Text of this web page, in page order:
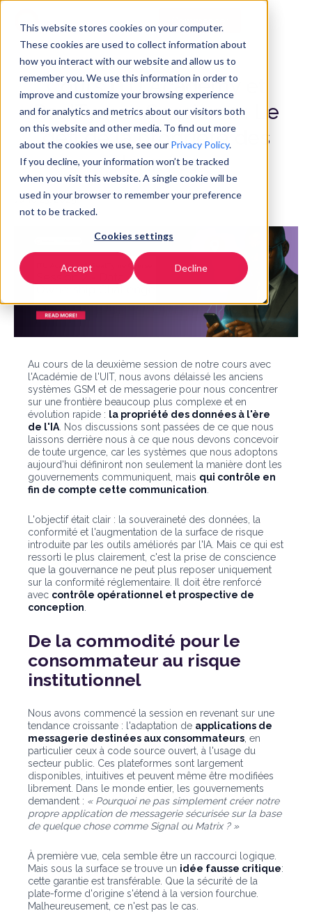
This website stores cookies on your computer.
These cookies are used to collect information about
how you interact with our website and allow us to
remember you. We use this information in order to
improve and customize your browsing experience
and for analytics and metrics about our visitors both
on this website and other media. To find out more
about the cookies we use, see our Privacy Policy.
If you decline, your information won’t be tracked
when you visit this website. A single cookie will be
used in your browser to remember your preference
not to be tracked.
Cookies settings
Accept Decline
Cours ITU Academy et
RealTyme : Session 2 : Le
défi de la propriété des
données
June 23, 2025
Au cours de la deuxième session de notre cours avec
l'Académie de l'UIT, nous avons délaissé les anciens
systèmes GSM et de messagerie pour nous concentrer
sur une frontière beaucoup plus complexe et en
évolution rapide : la propriété des données à l'ère
de l'IA . Nos discussions sont passées de ce que nous
laissons derrière nous à ce que nous devons concevoir
de toute urgence, car les systèmes que nous adoptons
aujourd'hui définiront non seulement la manière dont les
gouvernements communiquent, mais qui contrôle en
fin de compte cette communication
L'objectif était clair : la souveraineté des données, la
conformité et l'augmentation de la surface de risque
introduite par les outils améliorés par l'IA. Mais ce qui est
ressorti le plus clairement, c'est la prise de conscience
que la gouvernance ne peut plus reposer uniquement
sur la conformité réglementaire. Il doit être renforcé
avec contrôle opérationnel et prospective de
conception
De la commodité pour le
consommateur au risque
institutionnel
Nous avons commencé la session en revenant sur une
tendance croissante : l'adaptation de applications de
messagerie destinées aux consommateurs , en
particulier ceux à code source ouvert, à l'usage du
secteur public. Ces plateformes sont largement
disponibles, intuitives et peuvent même être modifiées
librement. Dans le monde entier, les gouvernements
demandent : « Pourquoi ne pas simplement créer notre
propre application de messagerie sécurisée sur la base
de quelque chose comme Signal ou Matrix ? »
À première vue, cela semble être un raccourci logique.
Mais sous la surface se trouve un idée fausse critique:
cette garantie est transférable. Que la sécurité de la
plate-forme d'origine s'étend à la version fourchue.
Malheureusement, ce n'est pas le cas.